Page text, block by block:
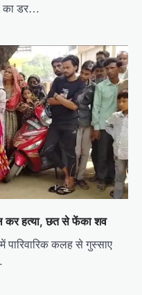
का डर…
कर हत्या, छत से फेंका शव
पारिवारिक कलह से गुस्साए